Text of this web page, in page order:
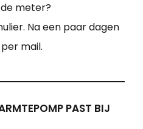
meter?
Na een paar dagen
mail.
PAST BIJ